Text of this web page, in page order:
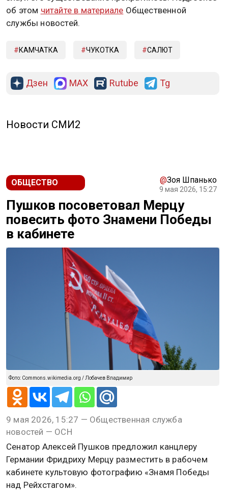
об этом читайте в материале Общественной
службы новостей.
КАМЧАТКА ЧУКОТКА САЛЮТ
Дзен MAX Rutube Tg
Новости СМИ2
ОБЩЕСТВО @Зоя Шпанько
9 мая 2026, 15:27
Пушков посоветовал Мерцу
повесить фото Знамени Победы
в кабинете
Фото: Commons.wikimedia.org / Лобачев Владимир
9 мая 2026, 15:27 — Общественная служба
новостей — ОСН
Сенатор Алексей Пушков предложил канцлеру
Германии Фридриху Мерцу разместить в рабочем
кабинете культовую фотографию «Знамя Победы
над Рейхстагом».